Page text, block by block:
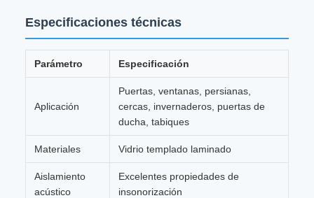
Especificaciones técnicas
Parámetro Especificación
Aplicación
Puertas, ventanas, persianas,
cercas, invernaderos, puertas de
ducha, tabiques
Materiales Vidrio templado laminado
Aislamiento
acústico
Excelentes propiedades de
insonorización